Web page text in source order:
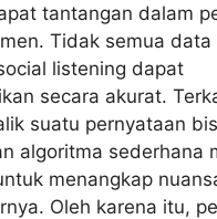
tantangan dalam
Tidak semua data
listening dapat
secara akurat.
suatu pernyataan
algoritma sederhana
menangkap
Oleh karena itu,